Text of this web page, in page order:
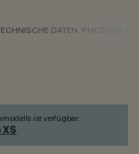
DATEN
ist verfügbar:
XS.